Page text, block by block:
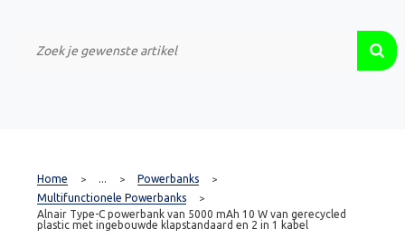
Custom Made Projecten
Home > ... > Powerbanks >
Multifunctionele Powerbanks >
Alnair Type-C powerbank van 5000 mAh 10 W van gerecycled
plastic met ingebouwde klapstandaard en 2 in 1 kabel